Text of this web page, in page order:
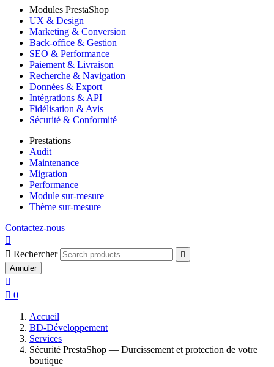
Modules PrestaShop
UX & Design
Marketing & Conversion
Back-office & Gestion
SEO & Performance
Paiement & Livraison
Recherche & Navigation
Données & Export
Intégrations & API
Fidélisation & Avis
Sécurité & Conformité
Prestations
Audit
Maintenance
Migration
Performance
Module sur-mesure
Thème sur-mesure
Contactez-nous

 Rechercher

Annuler

 0
Accueil
BD-Développement
Services
Sécurité PrestaShop — Durcissement et protection de votre
boutique